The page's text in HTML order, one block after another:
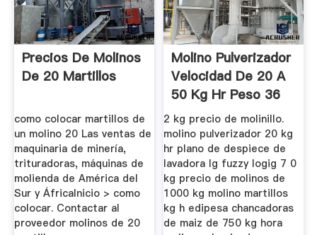
Precios De Molinos
De 20 Martillos
como colocar martillos de
un molino 20 Las ventas de
maquinaria de minería,
trituradoras, máquinas de
molienda de América del
Sur y ÁfricaInicio > como
colocar. Contactar al
proveedor molinos de 20
Molino Pulverizador
Velocidad De 20 A
50 Kg Hr Peso 36
Kg ...
2 kg precio de molinillo.
molino pulverizador 20 kg
hr plano de despiece de
lavadora lg fuzzy logig 7 0
kg precio de molinos de
1000 kg molino martillos
kg h edipesa chancadoras
de maiz de 750 kg hora